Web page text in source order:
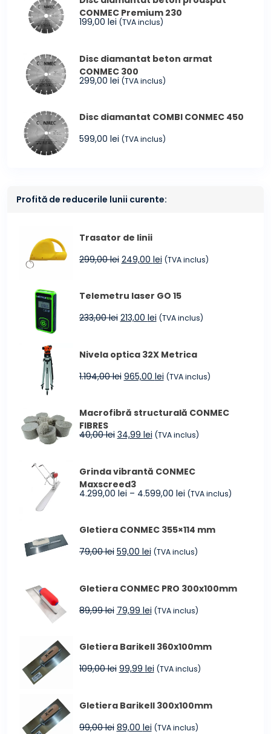
CONMEC Premium 230
199,00 lei (TVA inclus)
Disc diamantat beton armat
CONMEC 300
299,00 lei (TVA inclus)
Disc diamantat COMBI CONMEC 450
599,00 lei (TVA inclus)
Profită de reducerile lunii curente:
Trasator de linii
299,00lei Prețul
fost:
249,00 leiPrețul
249,00 lei.
(TVA inclus)
Telemetru laser GO 15
233,00lei Prețul
fost:
213,00 leiPrețul
213,00 lei.
(TVA inclus)
Nivela optica 32X Metrica
1.194,00lei Prețul
fost:
965,00 leiPrețul
965,00 lei.
(TVA inclus)
Macrofibră structurală CONMEC
FIBRES
40,00lei Prețul
fost:
40,00 lei.
34,99 leiPrețul
34,99 lei.
(TVA inclus)
Grinda vibrantă CONMEC
Maxscreed3
4.299,00 lei – 4.599,00 leiInterval
4.299,00 lei
la
(TVA inclus)
Gletiera CONMEC 355×114 mm
79,00lei Prețul
fost:
59,00 leiPrețul
59,00 lei.
(TVA inclus)
Gletiera CONMEC PRO 300x100mm
89,99lei Prețul
fost:
79,99 leiPrețul
79,99 lei.
(TVA inclus)
Gletiera Barikell 360x100mm
109,00lei Prețul
fost:
99,99 leiPrețul
99,99 lei.
(TVA inclus)
Gletiera Barikell 300x100mm
99,00lei Prețul
89,00 leiPrețul
(TVA inclus)